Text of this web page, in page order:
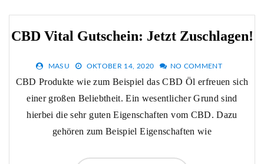
CBD Vital Gutschein: Jetzt Zuschlagen!
MASU OKTOBER 14, 2020 NO COMMENT
CBD Produkte wie zum Beispiel das CBD Öl erfreuen sich
einer großen Beliebtheit. Ein wesentlicher Grund sind
hierbei die sehr guten Eigenschaften vom CBD. Dazu
gehören zum Beispiel Eigenschaften wie